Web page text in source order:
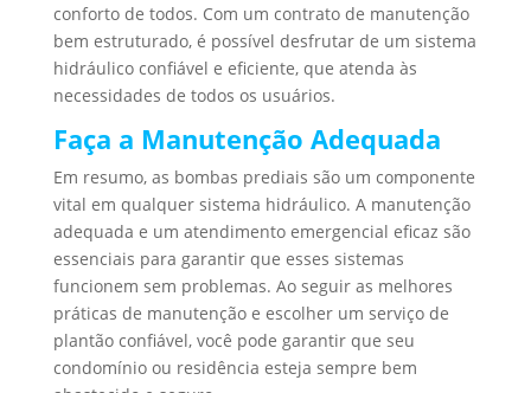
conforto de todos. Com um contrato de manutenção
bem estruturado, é possível desfrutar de um sistema
hidráulico confiável e eficiente, que atenda às
necessidades de todos os usuários.
Faça a Manutenção Adequada
Em resumo, as bombas prediais são um componente
vital em qualquer sistema hidráulico. A manutenção
adequada e um atendimento emergencial eficaz são
essenciais para garantir que esses sistemas
funcionem sem problemas. Ao seguir as melhores
práticas de manutenção e escolher um serviço de
plantão confiável, você pode garantir que seu
condomínio ou residência esteja sempre bem